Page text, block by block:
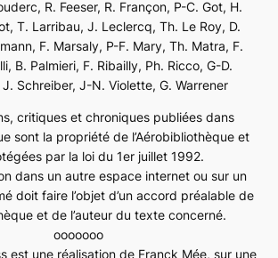
R. Feeser, R. Françon, P-C. Got, H.
T. Larribau, J. Leclercq, Th. Le Roy, D.
F. Marsaly, P-F. Mary, Th. Matra, F.
B. Palmieri, F. Ribailly, Ph. Ricco, G-D.
J. Schreiber, J-N. Violette, G. Warrener
critiques et chroniques publiées dans
sont la propriété de l’Aérobibliothèque et
par la loi du 1er juillet 1992.
dans un autre espace internet ou sur un
doit faire l’objet d’un accord préalable de
et de l’auteur du texte concerné.
ooooooo
est une réalisation de Franck Mée, sur une